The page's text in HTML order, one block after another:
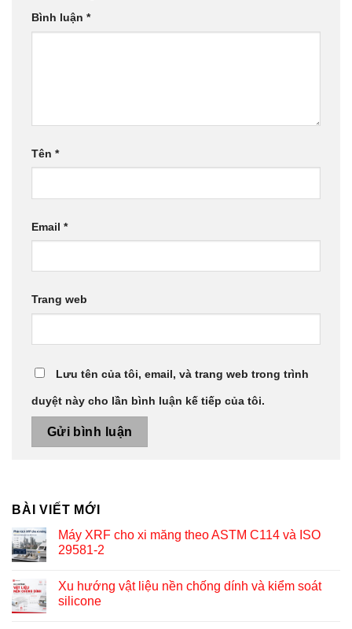
Bình luận *
Tên *
Email *
Trang web
Lưu tên của tôi, email, và trang web trong trình
duyệt này cho lần bình luận kế tiếp của tôi.
BÀI VIẾT MỚI
Máy XRF cho xi măng theo ASTM C114 và ISO
29581-2
Xu hướng vật liệu nền chống dính và kiểm soát
silicone